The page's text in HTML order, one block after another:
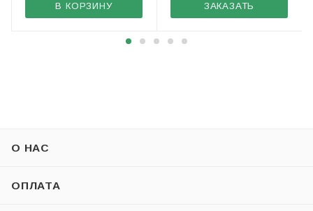
В КОРЗИНУ ЗАКАЗАТЬ
О НАС
ОПЛАТА